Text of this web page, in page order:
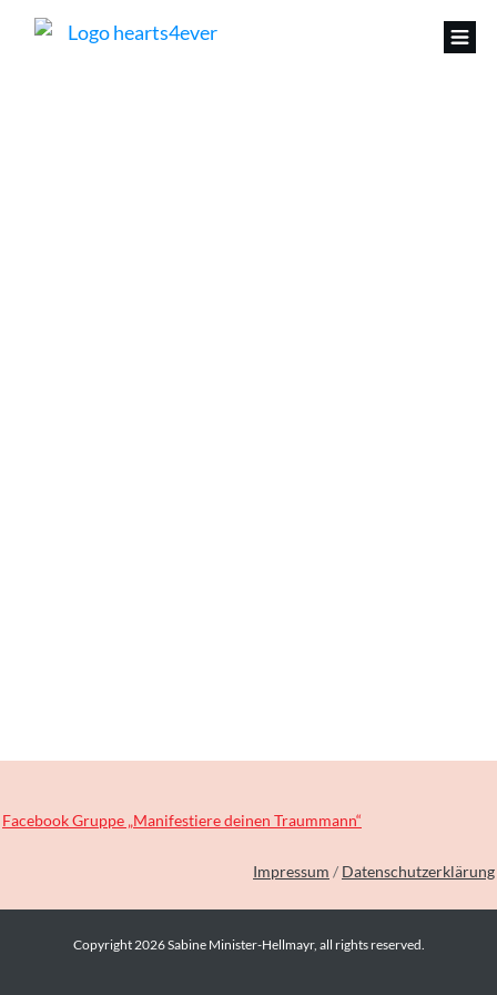
Facebook Gruppe „Manifestiere deinen Traummann“
Impressum / Datenschutzerklärung
Copyright2026Sabine Minister-Hellmayr, all rights reserved.